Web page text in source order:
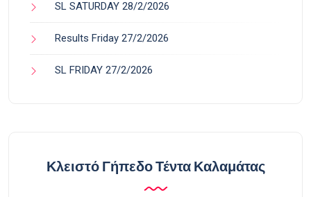
SL SATURDAY 28/2/2026
Results Friday 27/2/2026
SL FRIDAY 27/2/2026
Κλειστό Γήπεδο Τέντα Καλαμάτας